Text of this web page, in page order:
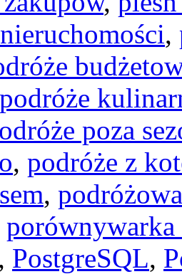
,
podróże
poza
, podróże z
,
, PostgreSQL,